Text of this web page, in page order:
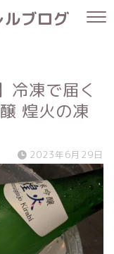
ブログ
冷凍で届く
煌火の凍
2023年6月29日